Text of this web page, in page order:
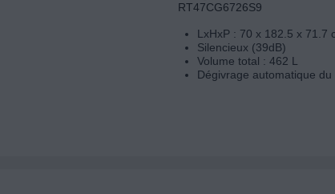
RT47CG6726S9
LxHxP : 70 x 182.5 x 71.7
Silencieux (39dB)
Volume total : 462 L
Dégivrage automatique